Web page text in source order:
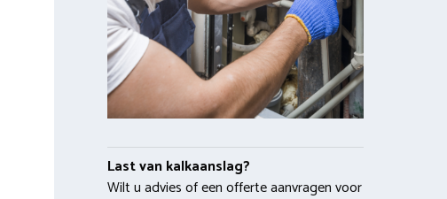
Last van kalkaanslag?
Wilt u advies of een offerte aanvragen voor